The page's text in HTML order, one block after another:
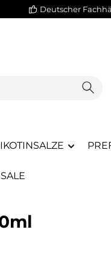
Deutscher
SALE